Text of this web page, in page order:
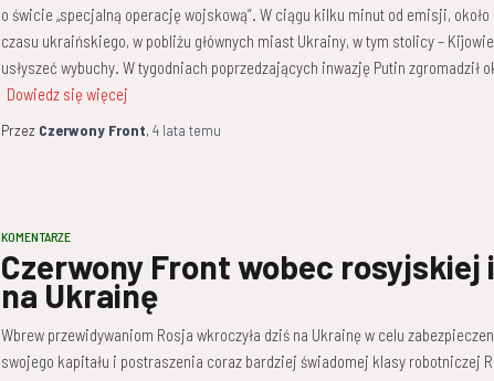
o świcie „specjalną operację wojskową”. W ciągu kilku minut od emisji, około
czasu ukraińskiego, w pobliżu głównych miast Ukrainy, w tym stolicy –
usłyszeć wybuchy. W tygodniach poprzedzających inwazję Putin zgromadził
Dowiedz się więcej
Przez Czerwony Front, 4 lata temu
KOMENTARZE
Czerwony Front wobec rosyjskiej
na Ukrainę
Wbrew przewidywaniom Rosja wkroczyła dziś na Ukrainę w celu
swojego kapitału i postraszenia coraz bardziej świadomej klasy robotniczej